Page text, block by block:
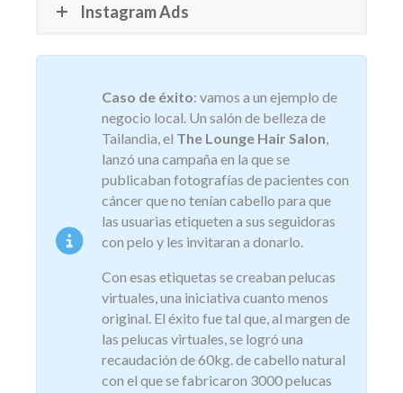
Instagram Ads
Caso de éxito: vamos a un ejemplo de
negocio local. Un salón de belleza de
Tailandia, el The Lounge Hair Salon
lanzó una campaña en la que se
publicaban fotografías de pacientes con
cáncer que no tenían cabello para que
las usuarias etiqueten a sus seguidoras
con pelo y les invitaran a donarlo.
Con esas etiquetas se creaban pelucas
virtuales, una iniciativa cuanto menos
original. El éxito fue tal que, al margen de
las pelucas virtuales, se logró una
recaudación de 60kg. de cabello natural
con el que se fabricaron 3000 pelucas